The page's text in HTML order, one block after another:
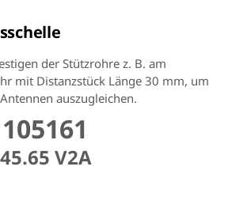
der Stützrohre z. B. am
mit Distanzstück Länge 30 mm, um
auszugleichen.
V2A